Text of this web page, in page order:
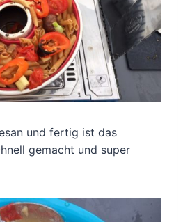
und fertig ist das
gemacht und super